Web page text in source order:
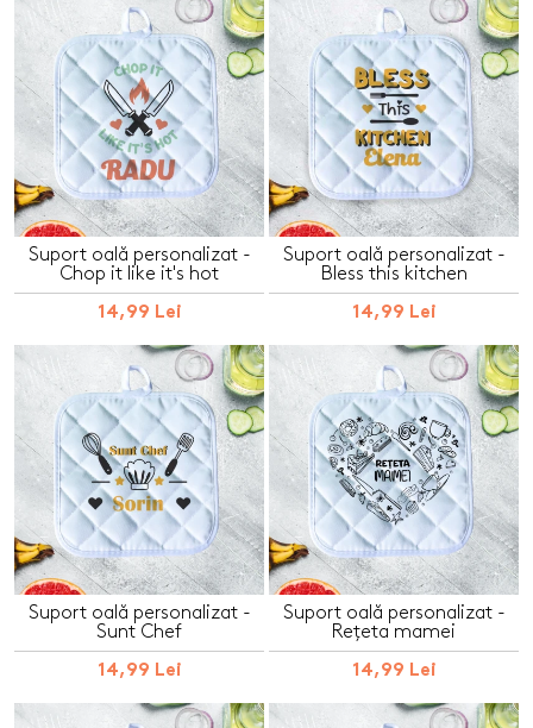
Suport oală personalizat -
Chop it like it's hot
14,99 Lei
Suport oală personalizat -
Bless this kitchen
14,99 Lei
Suport oală personalizat -
Sunt Chef
14,99 Lei
Suport oală personalizat -
Rețeta mamei
14,99 Lei